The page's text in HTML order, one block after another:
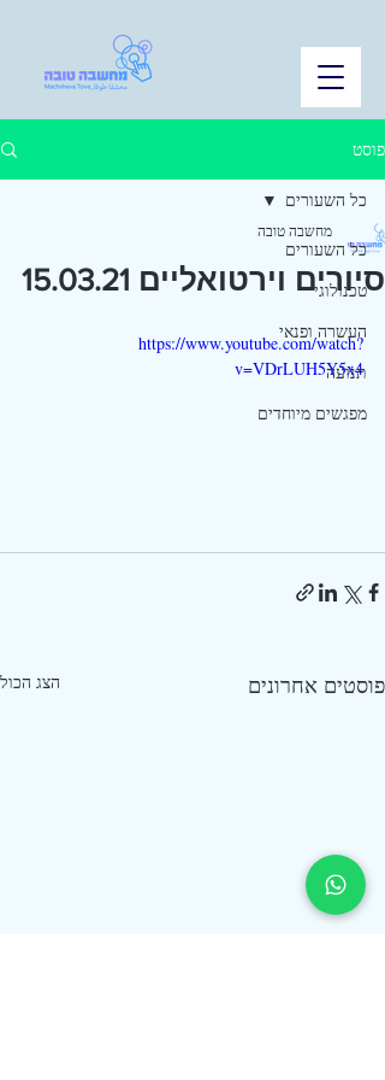
פוסט
כל השעורים
טכנולוגי
העשרה ופנאי
תנועה
מפגשים מיוחדים
כל השעורים
סיורים וירטואליים 15.03.21
מחשבה טובה
https://www.youtube.com/watch?
v=VDrLUH5Y5x4
פוסטים אחרונים הצג הכול